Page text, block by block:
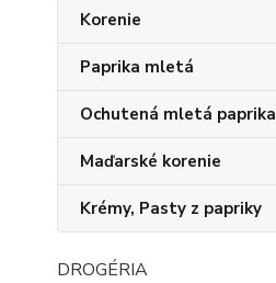
Korenie
Paprika mletá
Ochutená mletá paprika
Maďarské korenie
Krémy, Pasty z papriky
DROGÉRIA